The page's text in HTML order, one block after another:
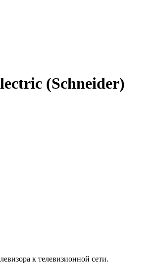
(Schneider)
к телевизионной сети.